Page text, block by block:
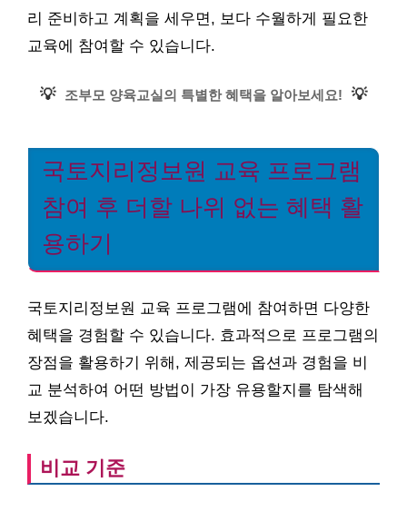
리 준비하고 계획을 세우면, 보다 수월하게 필요한
교육에 참여할 수 있습니다.
💡 조부모 양육교실의 특별한 혜택을 알아보세요! 💡
국토지리정보원 교육 프로그램
참여 후 더할 나위 없는 혜택 활
용하기
국토지리정보원 교육 프로그램에 참여하면 다양한
혜택을 경험할 수 있습니다. 효과적으로 프로그램의
장점을 활용하기 위해, 제공되는 옵션과 경험을 비
교 분석하여 어떤 방법이 가장 유용할지를 탐색해
보겠습니다.
비교 기준